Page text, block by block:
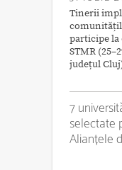
Tinerii
participe la
STMR
județul
7
selectate
Alianțele